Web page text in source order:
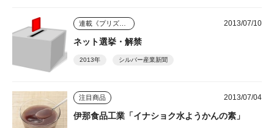
2013/07/10
ネット選挙・解禁
2013年 シルバー産業新聞
注目商品 2013/07/04
伊那食品工業「イナショク水ようかんの素」